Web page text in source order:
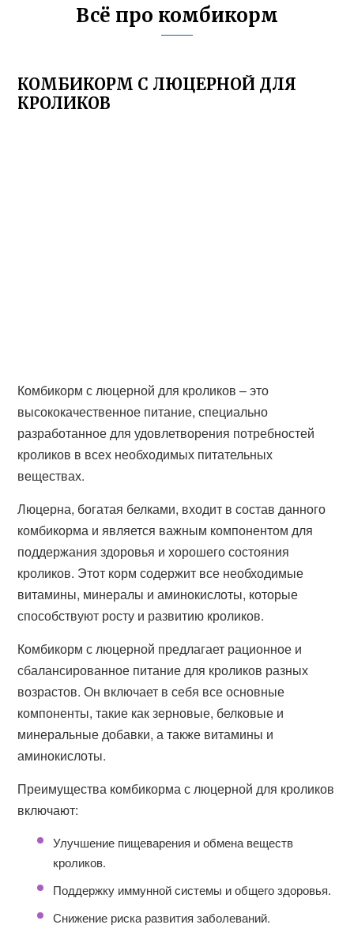
Всё про комбикорм
КОМБИКОРМ С ЛЮЦЕРНОЙ ДЛЯ
КРОЛИКОВ
Комбикорм с люцерной для кроликов – это
высококачественное питание, специально
разработанное для удовлетворения потребностей
кроликов в всех необходимых питательных
веществах.
Люцерна, богатая белками, входит в состав данного
комбикорма и является важным компонентом для
поддержания здоровья и хорошего состояния
кроликов. Этот корм содержит все необходимые
витамины, минералы и аминокислоты, которые
способствуют росту и развитию кроликов.
Комбикорм с люцерной предлагает рационное и
сбалансированное питание для кроликов разных
возрастов. Он включает в себя все основные
компоненты, такие как зерновые, белковые и
минеральные добавки, а также витамины и
аминокислоты.
Преимущества комбикорма с люцерной для кроликов
включают:
Улучшение пищеварения и обмена веществ
кроликов.
Поддержку иммунной системы и общего здоровья.
Снижение риска развития заболеваний.